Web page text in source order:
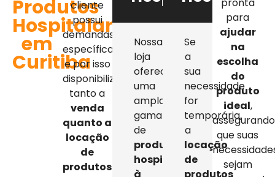
Produtos
Hospitalares
em
Curitiba
cliente
possui
demandas
específicas,
e por isso
disponibilizamos
tanto a
venda
quanto a
locação
de
produtos
Nossa
loja
oferece
uma
ampla
gama
de
produtos
hospitalares
à
Se
a
sua
necessidade
for
temporária,
a
locação
de
produtos
para
ajudar
na
escolha
do
produto
ideal,
assegurando
que suas
sejam